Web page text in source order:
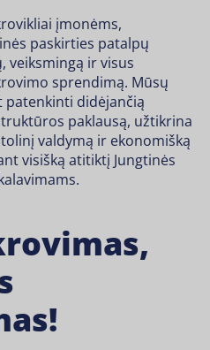
įmonėms,
paskirties patalpų
veiksmingą ir visus
sprendimą. Mūsų
patenkinti didėjančią
paklausą, užtikrina
valdymą ir ekonomišką
visišką atitiktį Jungtinės